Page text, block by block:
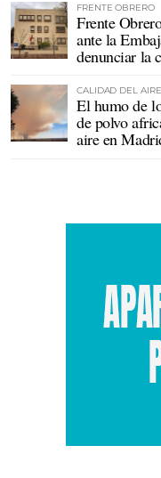
FRENTE OBRERO
Frente
ante la
denunciar la
CALIDAD DEL AIRE
El humo de
de polvo
aire en